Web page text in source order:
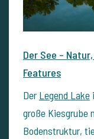
Der See –
Features
Der Legend Lake
große Kiesgrube
Bodenstruktur,